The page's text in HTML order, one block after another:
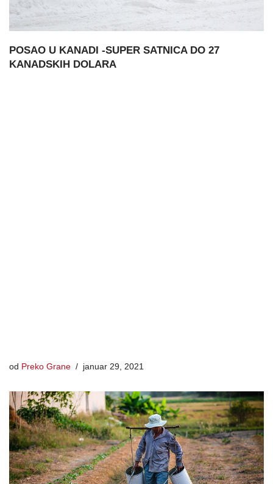
POSAO U KANADI -SUPER SATNICA DO 27
KANADSKIH DOLARA
od Preko Grane januar 29, 2021